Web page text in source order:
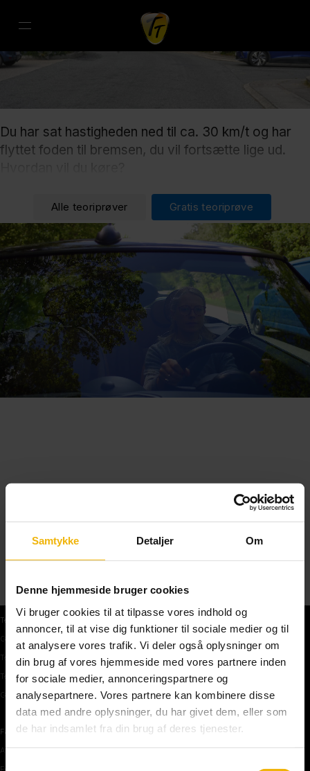
Samtykke Detaljer Om
Denne hjemmeside bruger cookies
Vi bruger cookies til at tilpasse vores indhold og
annoncer, til at vise dig funktioner til sociale medier og til
at analysere vores trafik. Vi deler også oplysninger om
din brug af vores hjemmeside med vores partnere inden
for sociale medier, annonceringspartnere og
analysepartnere. Vores partnere kan kombinere disse
data med andre oplysninger, du har givet dem, eller som
de har indsamlet fra din brug af deres tjenester.
Du har sat hastigheden ned til ca. 30 km/t og har
flyttet foden til bremsen, du vil fortsætte lige ud.
Alle teoriprøver Gratis teoriprøve
Teoriprøver
Gratis teoriprøve
Teoriprøver oversigt
Teoriprøver – pakker/priser
Generhvervelse af kørekort
Færdselstavler
Advarselstavler
Forbudstavler